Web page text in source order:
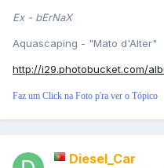
Ex - bErNaX
Aquascaping - "Mato d'Alter"
http://i29.photobucket.com/
Faz um Click na Foto p'ra ver o Tópico
Diesel_Car